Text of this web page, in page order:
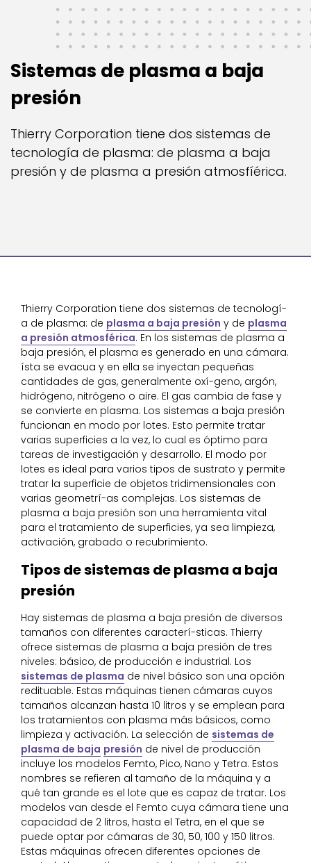
Sistemas de plasma a baja
presión
Thierry Corporation tiene dos sistemas de
tecnología de plasma: de plasma a baja
presión y de plasma a presión atmosfíérica.
Thierry Corporation tiene dos sistemas de tecnologí-
a de plasma: de plasma a baja presión y de plasma
a presión atmosférica. En los sistemas de plasma a
baja presión, el plasma es generado en una cámara.
ísta se evacua y en ella se inyectan pequeñas
cantidades de gas, generalmente oxí-geno, argón,
hidrógeno, nitrógeno o aire. El gas cambia de fase y
se convierte en plasma. Los sistemas a baja presión
funcionan en modo por lotes. Esto permite tratar
varias superficies a la vez, lo cual es óptimo para
tareas de investigación y desarrollo. El modo por
lotes es ideal para varios tipos de sustrato y permite
tratar la superficie de objetos tridimensionales con
varias geometrí-as complejas. Los sistemas de
plasma a baja presión son una herramienta vital
para el tratamiento de superficies, ya sea limpieza,
activación, grabado o recubrimiento.
Tipos de sistemas de plasma a baja
presión
Hay sistemas de plasma a baja presión de diversos
tamaños con diferentes caracterí-sticas. Thierry
ofrece sistemas de plasma a baja presión de tres
niveles: básico, de producción e industrial. Los
sistemas de plasma de nivel básico son una opción
redituable. Estas máquinas tienen cámaras cuyos
tamaños alcanzan hasta 10 litros y se emplean para
los tratamientos con plasma más básicos, como
limpieza y activación. La selección de sistemas de
plasma de baja presión de nivel de producción
incluye los modelos Femto, Pico, Nano y Tetra. Estos
nombres se refieren al tamaño de la máquina y a
qué tan grande es el lote que es capaz de tratar. Los
modelos van desde el Femto cuya cámara tiene una
capacidad de 2 litros, hasta el Tetra, en el que se
puede optar por cámaras de 30, 50, 100 y 150 litros.
Estas máquinas ofrecen diferentes opciones de